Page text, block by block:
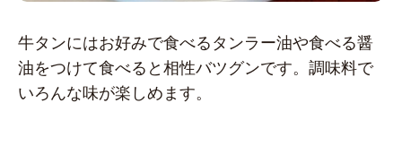
牛タンにはお好みで食べるタンラー油や食べる醤
油をつけて食べると相性バツグンです。調味料で
いろんな味が楽しめます。